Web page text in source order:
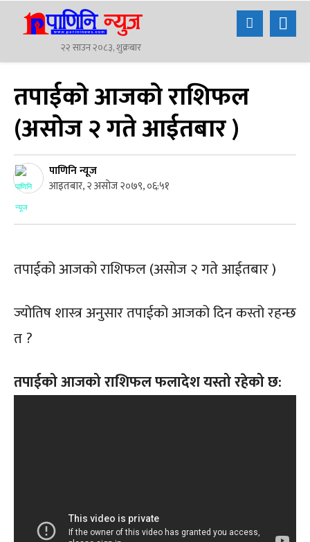
२२ साउन २०८३, शुक्रबार
तपाईको आजको राशिफल
(असोज २ गते आईतबार )
पाणिनि न्यूज
आइतबार, २ असोज २०७९, ०६:५१
तपाईको आजको राशिफल (असोज २ गते आईतबार )
ज्योतिष शास्त्र अनुसार तपाईको आजको दिन कस्तो रहन्छ
त ?
तपाईको आजको राशिफल फलादेश यस्तो रहेको छ: